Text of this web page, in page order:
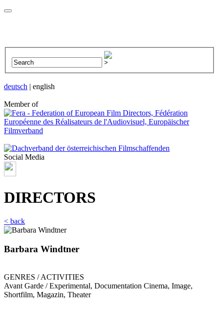
deutsch | english
Member of
Social Media
DIRECTORS
< back
Barbara Windtner
GENRES / ACTIVITIES
Avant Garde / Experimental, Documentation Cinema, Image,
Shortfilm, Magazin, Theater